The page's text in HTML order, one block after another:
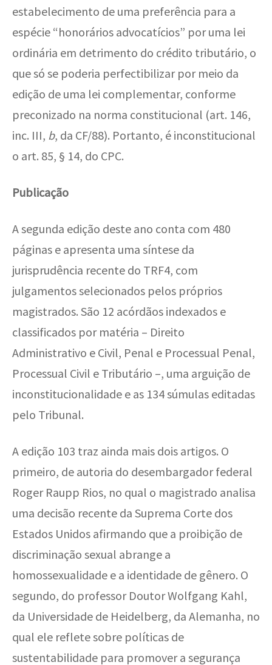
estabelecimento de uma preferência para a
espécie “honorários advocatícios” por uma lei
ordinária em detrimento do crédito tributário, o
que só se poderia perfectibilizar por meio da
edição de uma lei complementar, conforme
preconizado na norma constitucional (art. 146,
inc. III, b, da CF/88). Portanto, é inconstitucional
o art. 85, § 14, do CPC.
Publicação
Asegunda edição deste ano conta com 480
páginas e apresenta uma síntese da
jurisprudência recente do TRF4, com
julgamentosselecionados pelos próprios
magistrados. São 12 acórdãos indexados e
classificados por matéria – Direito
Administrativo e Civil, Penal e Processual Penal,
Processual Civil e Tributário –, uma arguição de
inconstitucionalidade e as 134 súmulas editadas
pelo Tribunal.
A edição 103 traz ainda mais dois artigos. O
primeiro, de autoria do desembargador federal
Roger Raupp Rios, no qual o magistrado analisa
uma decisão recente da Suprema Corte dos
Estados Unidos afirmando que a proibição de
discriminação sexual abrange a
homossexualidade e a identidade de gênero. O
segundo, do professor Doutor Wolfgang Kahl,
da Universidade de Heidelberg, da Alemanha, no
qual ele reflete sobre políticas de
sustentabilidade para promover a segurança